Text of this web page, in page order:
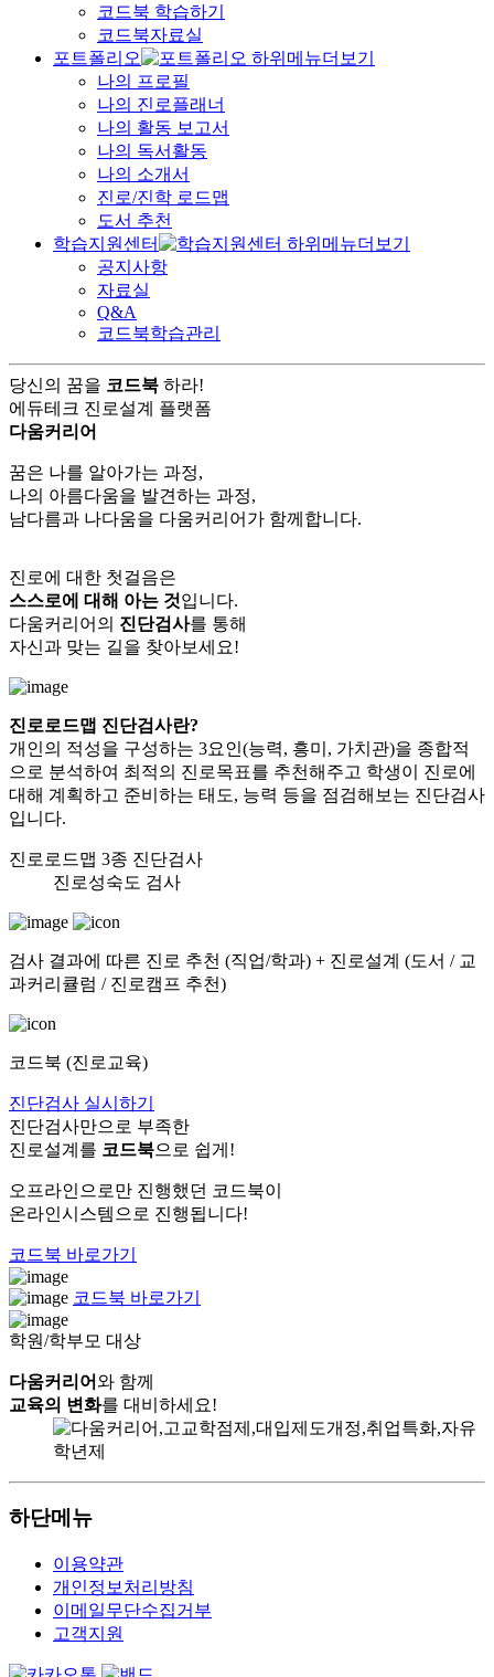
코드북 학습하기
코드북자료실
포트폴리오
나의 프로필
나의 진로플래너
나의 활동 보고서
나의 독서활동
나의 소개서
진로/진학 로드맵
도서 추천
학습지원센터
공지사항
자료실
Q&A
코드북학습관리
당신의 꿈을 코드북 하라!
에듀테크 진로설계 플랫폼
다움커리어
꿈은 나를 알아가는 과정,
나의 아름다움을 발견하는 과정,
남다름과 나다움을 다움커리어가 함께합니다.
진로에 대한 첫걸음은
스스로에 대해 아는 것입니다.
다움커리어의 진단검사를 통해
자신과 맞는 길을 찾아보세요!
진로로드맵 진단검사란?
개인의 적성을 구성하는 3요인(능력, 흥미, 가치관)을 종합적
으로 분석하여 최적의 진로목표를 추천해주고 학생이 진로에
대해 계획하고 준비하는 태도, 능력 등을 점검해보는 진단검사
입니다.
진로로드맵 3종 진단검사
진로성숙도 검사
검사 결과에 따른 진로 추천 (직업/학과) + 진로설계 (도서 / 교
과커리큘럼 / 진로캠프 추천)
코드북 (진로교육)
진단검사 실시하기
진단검사만으로 부족한
진로설계를 코드북으로 쉽게!
오프라인으로만 진행했던 코드북이
온라인시스템으로 진행됩니다!
코드북 바로가기
코드북 바로가기
학원/학부모 대상
다움커리어와 함께
교육의 변화를 대비하세요!
하단메뉴
이용약관
개인정보처리방침
이메일무단수집거부
고객지원